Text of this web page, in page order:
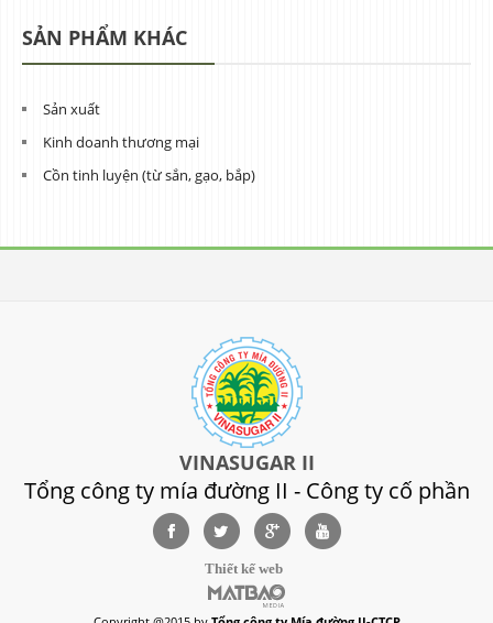
SẢN PHẨM KHÁC
Sản xuất
Kinh doanh thương mại
Cồn tinh luyện (từ sắn, gạo, bắp)
VINASUGAR II
Tổng công ty mía đường II - Công ty cố phần
Thiết kế web